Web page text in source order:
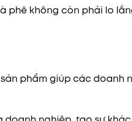
phê không còn phải lo
phẩm giúp các doanh